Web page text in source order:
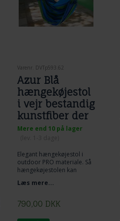
Varenr. DVTp593.62
Azur Blå
hængekøjestol
i vejr bestandig
kunstfiber der
føles som
Mere end 10 på lager
Elegant hængekøjestol i
outdoor PRO materiale. Så
hængekøjestolen kan
meget hurtigt hvis det har
stærke og praktiske.
Læs mere...
790,00 DKK